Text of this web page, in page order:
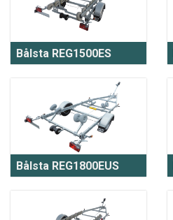
Bålsta REG1500ES
Bålsta REG1800EUS